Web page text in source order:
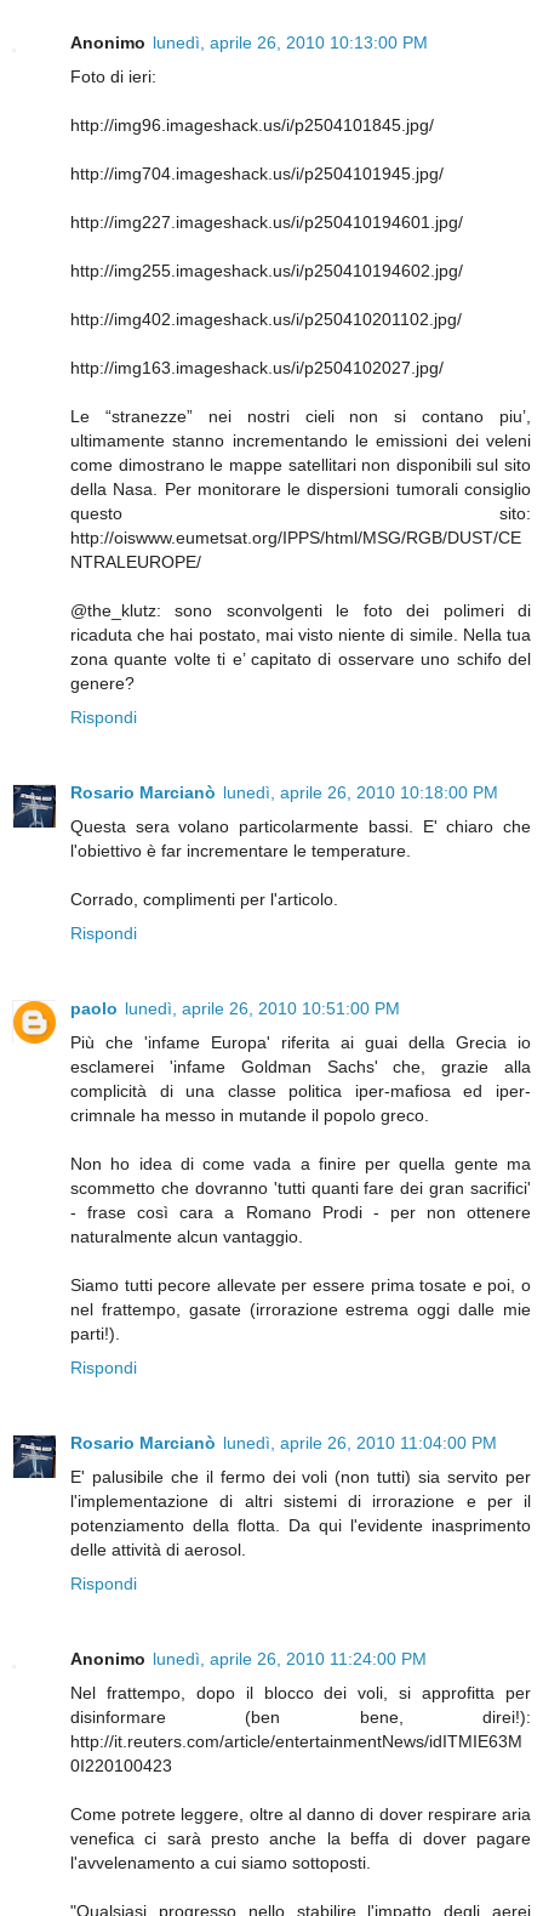
Anonimo lunedì, aprile 26, 2010 10:13:00 PM
Foto di ieri:
http://img96.imageshack.us/i/p2504101845.jpg/
http://img704.imageshack.us/i/p2504101945.jpg/
http://img227.imageshack.us/i/p250410194601.jpg/
http://img255.imageshack.us/i/p250410194602.jpg/
http://img402.imageshack.us/i/p250410201102.jpg/
http://img163.imageshack.us/i/p2504102027.jpg/
Le “stranezze” nei nostri cieli non si contano piu’,
ultimamente stanno incrementando le emissioni dei veleni
come dimostrano le mappe satellitari non disponibili sul sito
della Nasa. Per monitorare le dispersioni tumorali consiglio
questo sito:
http://oiswww.eumetsat.org/IPPS/html/MSG/RGB/DUST/CE
NTRALEUROPE/
@the_klutz: sono sconvolgenti le foto dei polimeri di
ricaduta che hai postato, mai visto niente di simile. Nella tua
zona quante volte ti e’ capitato di osservare uno schifo del
genere?
Rispondi
Rosario Marcianò lunedì, aprile 26, 2010 10:18:00 PM
Questa sera volano particolarmente bassi. E' chiaro che
l'obiettivo è far incrementare le temperature.
Corrado, complimenti per l'articolo.
Rispondi
paolo lunedì, aprile 26, 2010 10:51:00 PM
Più che 'infame Europa' riferita ai guai della Grecia io
esclamerei 'infame Goldman Sachs' che, grazie alla
complicità di una classe politica iper-mafiosa ed iper-
crimnale ha messo in mutande il popolo greco.
Non ho idea di come vada a finire per quella gente ma
scommetto che dovranno 'tutti quanti fare dei gran sacrifici'
- frase così cara a Romano Prodi - per non ottenere
naturalmente alcun vantaggio.
Siamo tutti pecore allevate per essere prima tosate e poi, o
nel frattempo, gasate (irrorazione estrema oggi dalle mie
parti!).
Rispondi
Rosario Marcianò lunedì, aprile 26, 2010 11:04:00 PM
E' palusibile che il fermo dei voli (non tutti) sia servito per
l'implementazione di altri sistemi di irrorazione e per il
potenziamento della flotta. Da qui l'evidente inasprimento
delle attività di aerosol.
Rispondi
Anonimo lunedì, aprile 26, 2010 11:24:00 PM
Nel frattempo, dopo il blocco dei voli, si approfitta per
disinformare (ben bene, direi!):
http://it.reuters.com/article/entertainmentNews/idITMIE63M
0I220100423
Come potrete leggere, oltre al danno di dover respirare aria
venefica ci sarà presto anche la beffa di dover pagare
l'avvelenamento a cui siamo sottoposti.
"Qualsiasi progresso nello stabilire l'impatto degli aerei